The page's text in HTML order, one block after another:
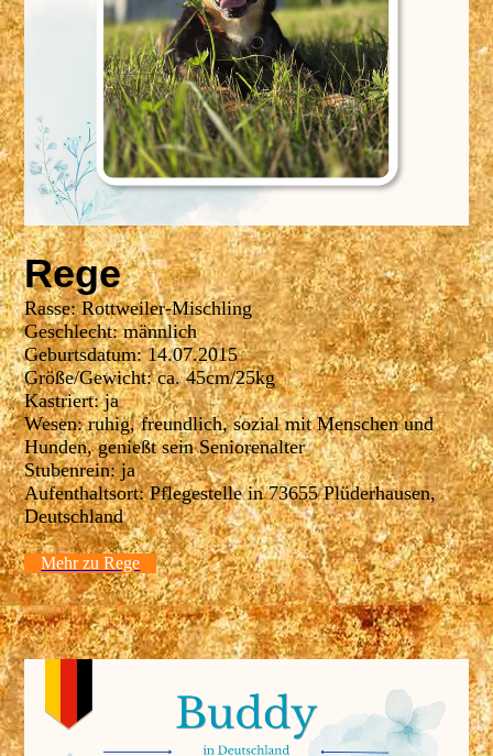
Rege
Rasse: Rottweiler-Mischling
Geschlecht: männlich
Geburtsdatum: 14.07.2015
Größe/Gewicht: ca. 45cm/25kg
Kastriert: ja
Wesen: ruhig, freundlich, sozial mit Menschen und
Hunden, genießt sein Seniorenalter
Stubenrein: ja
Aufenthaltsort: Pflegestelle in 73655 Plüderhausen,
Deutschland
Mehr zu Rege